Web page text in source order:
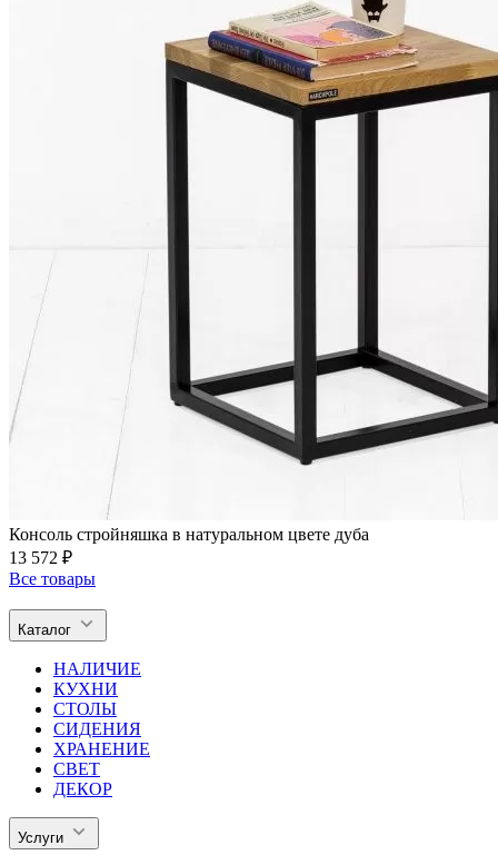
Консоль стройняшка в натуральном цвете дуба
13 572 ₽
Все товары
Каталог
НАЛИЧИЕ
КУХНИ
СТОЛЫ
СИДЕНИЯ
ХРАНЕНИЕ
СВЕТ
ДЕКОР
Услуги